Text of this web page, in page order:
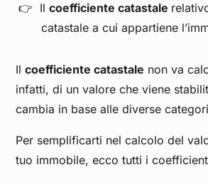
Il coefficiente catastale
catastale a cui appartiene
Ilcoefficiente catastale non va
infatti, di un valore che viene
cambia in base alle diverse
Per semplificarti nel calcolo del
tuo immobile, ecco tutti i